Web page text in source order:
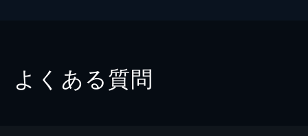
よくある質問